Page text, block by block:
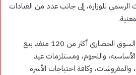
للوزارة، إلى جانب عدد من القيادات
ويضم المعرض المقام داخل السوق الحضاري أكثر من 120 منفذ بيع
واللحوم، ومستلزمات عيد
والمفروشات، وكافة احتياجات الأسرة